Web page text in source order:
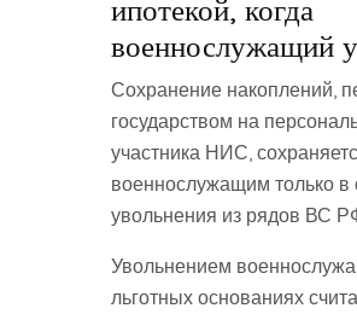
ипотекой, когда
военнослужащий
Сохранение накоплений,
государством на
участника НИС,
военнослужащим только в
увольнения из рядов ВС
Увольнением
льготных основаниях